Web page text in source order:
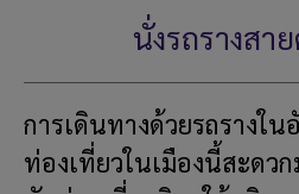
นั่งรถรางสา
การเดินทางด้วยรถรางใน
ท่องเที่ยวในเมืองนี้สะดว